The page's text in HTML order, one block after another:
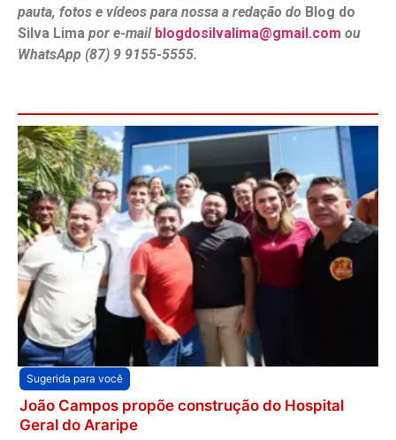
pauta, fotos e vídeos para nossa a redação do Blog do
Silva Lima por e-mail blogdosilvalima@gmail.com ou
WhatsApp (87) 9 9155-5555.
Sugerida para você
João Campos propõe construção do Hospital
Geral do Araripe